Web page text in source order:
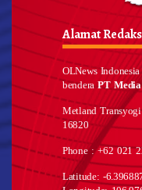
Alamat
OLNews
benderaPT
Metland
16820
Phone : +62 021
Latitude: -